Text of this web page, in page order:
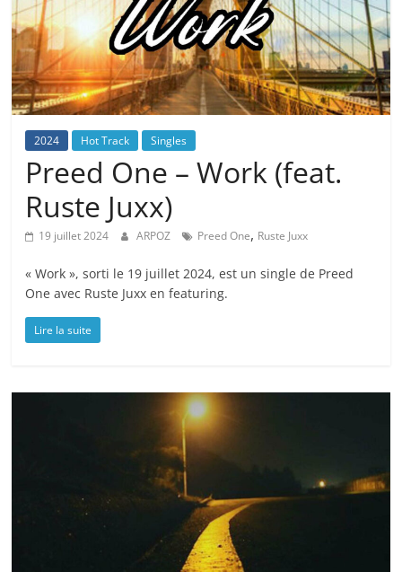
2024 Hot Track Singles
Preed One – Work (feat.
Ruste Juxx)
19 juillet 2024 ARPOZ Preed One, Ruste Juxx
« Work », sorti le 19 juillet 2024, est un single de Preed
One avec Ruste Juxx en featuring.
Lire la suite